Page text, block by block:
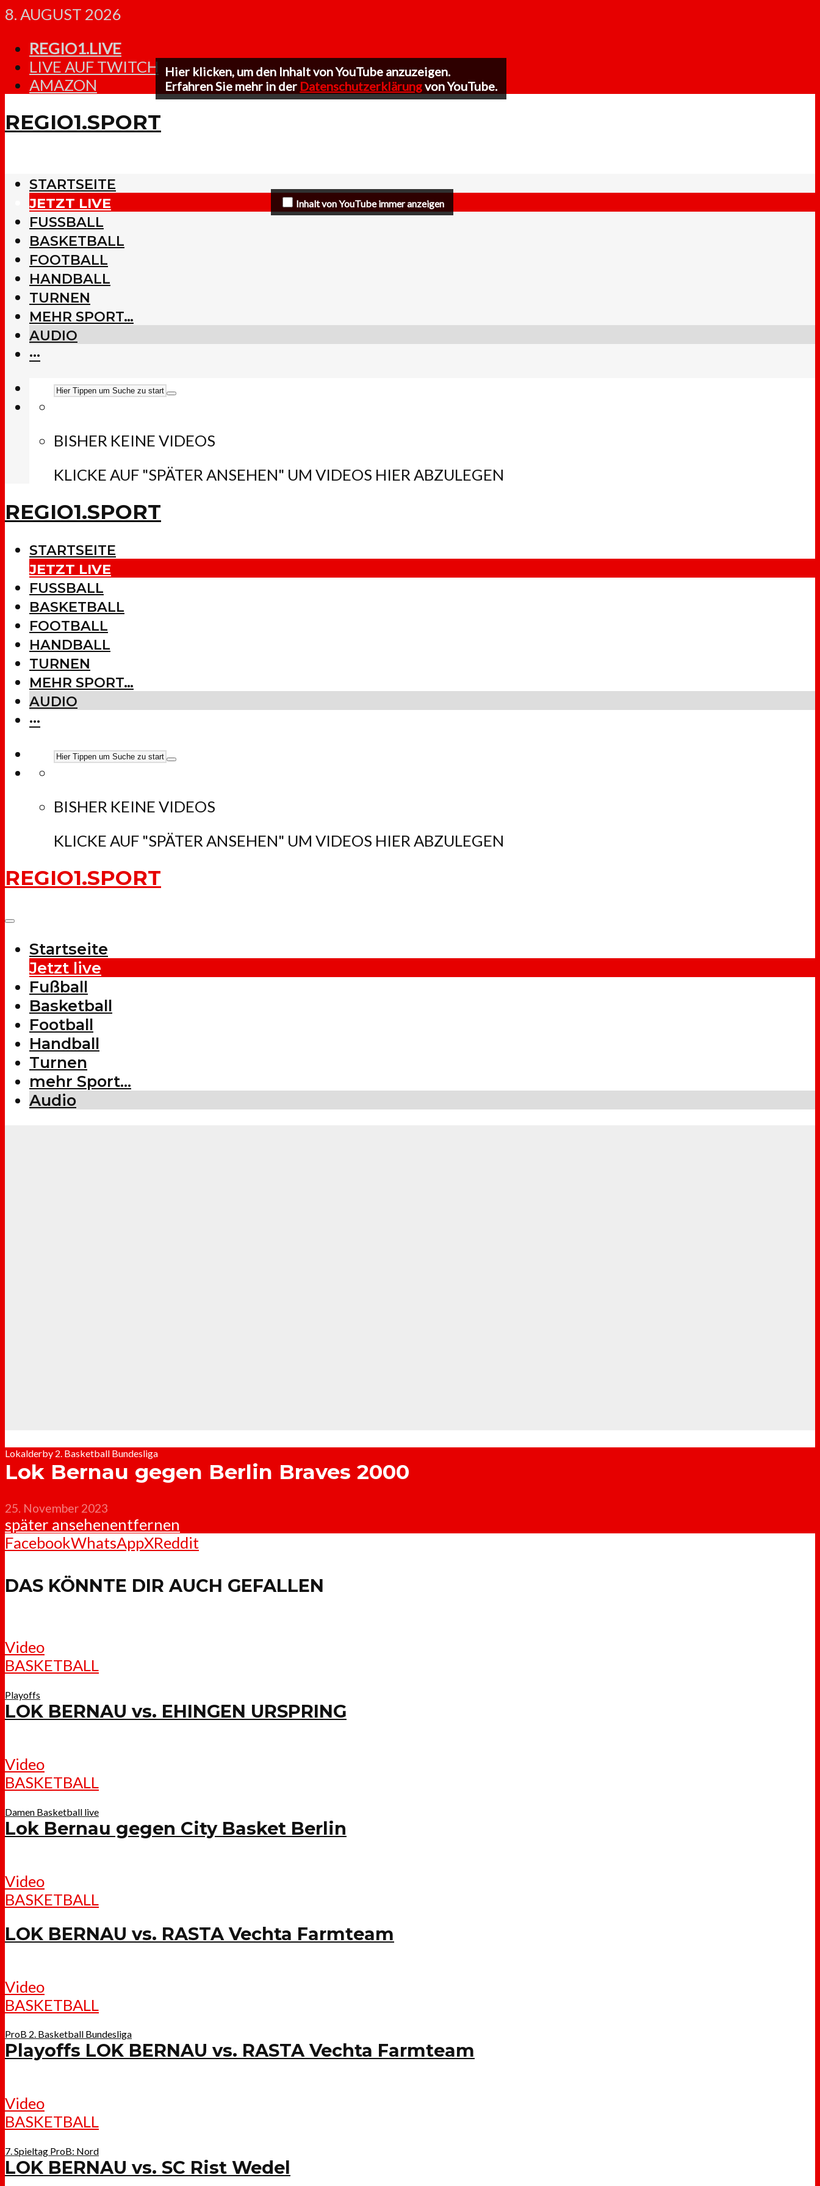
8. AUGUST 2026
REGIO1.LIVE
LIVE AUF TWITCH
AMAZON
REGIO1.SPORT
STARTSEITE
JETZT LIVE
FUSSBALL
BASKETBALL
FOOTBALL
HANDBALL
TURNEN
MEHR SPORT…
AUDIO
···
BISHER KEINE VIDEOS
KLICKE AUF "SPÄTER ANSEHEN" UM VIDEOS HIER ABZULEGEN
REGIO1.SPORT
STARTSEITE
JETZT LIVE
FUSSBALL
BASKETBALL
FOOTBALL
HANDBALL
TURNEN
MEHR SPORT…
AUDIO
···
BISHER KEINE VIDEOS
KLICKE AUF "SPÄTER ANSEHEN" UM VIDEOS HIER ABZULEGEN
REGIO1.SPORT
Startseite
Jetzt live
Fußball
Basketball
Football
Handball
Turnen
mehr Sport…
Audio
Hier klicken, um den Inhalt von YouTube anzuzeigen.
Erfahren Sie mehr in der Datenschutzerklärungvon YouTube.
Inhalt von YouTube immer anzeigen
Lokalderby 2. Basketball Bundesliga
Lok Bernau gegen Berlin Braves 2000
25. November 2023
später ansehenentfernen
FacebookWhatsAppXReddit
DAS KÖNNTE DIR AUCH GEFALLEN
Video
BASKETBALL
Playoffs
LOK BERNAU vs. EHINGEN URSPRING
Video
BASKETBALL
Damen Basketball live
Lok Bernau gegen City Basket Berlin
Video
BASKETBALL
LOK BERNAU vs. RASTA Vechta Farmteam
Video
BASKETBALL
ProB 2. Basketball Bundesliga
Playoffs LOK BERNAU vs. RASTA Vechta Farmteam
Video
BASKETBALL
7. Spieltag ProB: Nord
LOK BERNAU vs. SC Rist Wedel